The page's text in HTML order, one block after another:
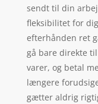
sendt til din
fleksibilitet for
efterhånden ret
gå bare direkte
varer, og betal
længere
gætter aldrig